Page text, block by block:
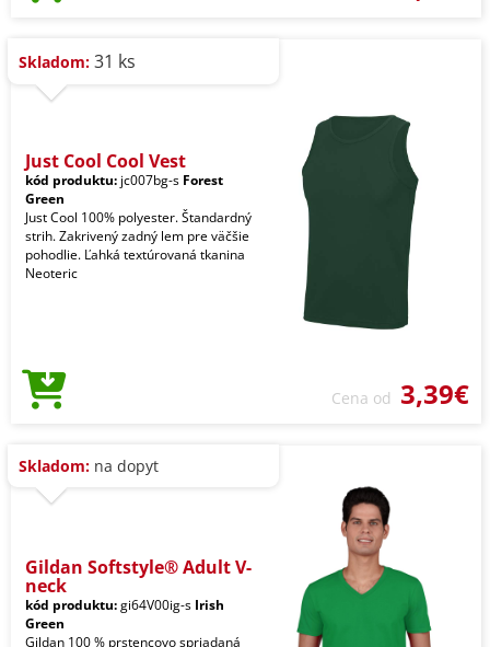
Skladom: 31 ks
Just Cool Cool Vest
kód produktu: jc007bg-s Forest
Green
Just Cool 100% polyester. Štandardný
strih. Zakrivený zadný lem pre väčšie
pohodlie. Ľahká textúrovaná tkanina
Neoteric
Cena od 3,39€
Skladom: na dopyt
Gildan Softstyle® Adult V-
neck
kód produktu:gi64V00ig-s Irish
Green
Gildan 100 % prstencovo spriadaná